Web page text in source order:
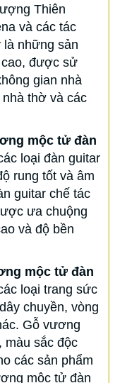
Thiên
và các tác
là những sản
cao, được sử
gian nhà
thờ và các
mộc tử đàn
loại đàn guitar
rung tốt và âm
guitar chế tác
ưa chuộng
và độ bền
mộc tử đàn
loại trang sức
chuyền, vòng
Gỗ vương
màu sắc độc
các sản phẩm
mộc tử đàn